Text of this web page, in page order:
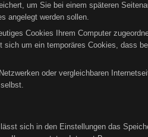
um Sie bei einem späteren
angelegt werden sollen.
Cookies Ihrem Computer
um ein temporäres Cookies, dass
oder vergleichbaren
sich in den Einstellungen das